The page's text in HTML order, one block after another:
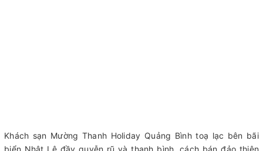
Khách sạn Mường Thanh Holiday Quảng Bình toạ lạc bên bãi
biển Nhật Lệ đầy quyễn rũ và thanh bình, cách bán đảo thiên